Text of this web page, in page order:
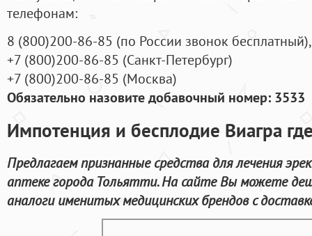
телефонам:
8 (800)200-86-85 (по России звонок бесплатный),
+7 (800)200-86-85 (Санкт-Петербург)
+7 (800)200-86-85 (Москва)
Обязательно назовите добавочный номер: 3533
Импотенция и бесплодие Виагра
Предлагаем признанные средства для лечения
аптеке города Тольятти. На сайте Вы можете
аналоги именитых медицинских брендов с